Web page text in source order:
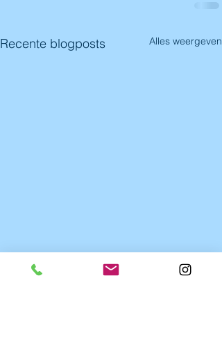
Recente blogposts Alles weergeven